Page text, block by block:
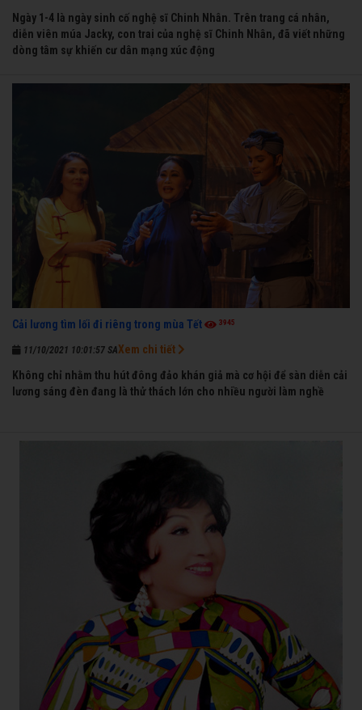
Ngày 1-4 là ngày sinh cố nghệ sĩ Chinh Nhân. Trên trang cá nhân,
diễn viên múa Jacky, con trai của nghệ sĩ Chinh Nhân, đã viết những
dòng tâm sự khiến cư dân mạng xúc động
Cải lương tìm lối đi riêng trong mùa Tết 3945
11/10/2021 10:01:57 SA
Không chỉ nhằm thu hút đông đảo khán giả mà cơ hội để sàn diễn cải
lương sáng đèn đang là thử thách lớn cho nhiều người làm nghề
Xem chi tiết